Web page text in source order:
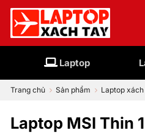
Bỏ
qua
nội
dung
Laptop
Trang chủ Sản phẩm Laptop
Laptop MSI Thin